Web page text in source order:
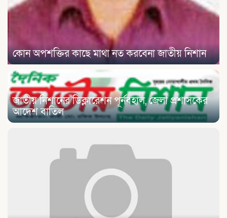
কোন অপশক্তির কাছে মাথা নত করবেনা জাতীয় নিশান
জাতীয় নিশানের ডিক্লারেশন পূর্নবহাল, জেলা প্রশাসকের
আদেশ বাতিল